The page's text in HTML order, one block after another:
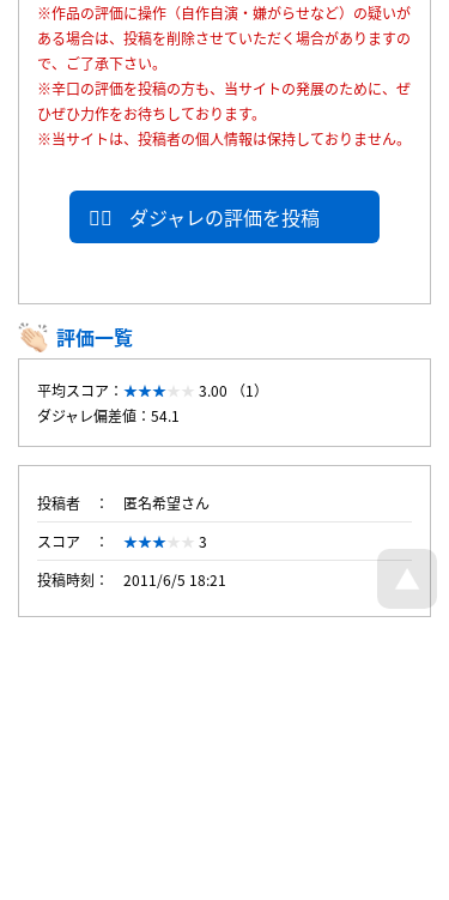
※作品の評価に操作（自作自演・嫌がらせなど）の疑いが
ある場合は、投稿を削除させていただく場合がありますの
で、ご了承下さい。
※辛口の評価を投稿の方も、当サイトの発展のために、ぜ
ひぜひ力作をお待ちしております。
※当サイトは、投稿者の個人情報は保持しておりません。
ダジャレの評価を投稿
評価一覧
平均スコア：
3.00 （1）
ダジャレ偏差値：54.1
投稿者
匿名希望さん
スコア
3
投稿時刻
2011/6/5 18:21